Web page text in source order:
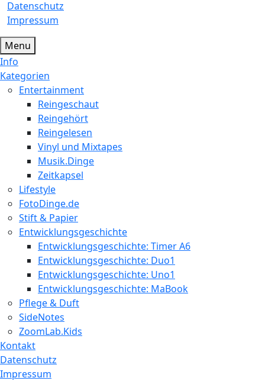
Datenschutz
Impressum
Menu
Info
Kategorien
Entertainment
Reingeschaut
Reingehört
Reingelesen
Vinyl und Mixtapes
Musik.Dinge
Zeitkapsel
Lifestyle
FotoDinge.de
Stift & Papier
Entwicklungsgeschichte
Entwicklungsgeschichte: Timer A6
Entwicklungsgeschichte: Duo1
Entwicklungsgeschichte: Uno1
Entwicklungsgeschichte: MaBook
Pflege & Duft
SideNotes
ZoomLab.Kids
Kontakt
Datenschutz
Impressum